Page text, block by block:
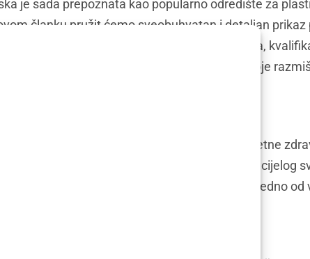
je sada prepoznata kao popularno odredište za
članku pružit ćemo sveobuhvatan i detaljan prikaz
industriju, vrhunske klinike, vrste zahvata,
i etička pitanja , te preporuke osobama koje
estetskih zahvata
zbog pristupačnih cijena, visokokvalitetne
kozmetičkih zahvata, privlačeći pacijente iz cijelog
kirurgije brzo rasti, a Hrvatska postaje jedno od
i Zagrebu